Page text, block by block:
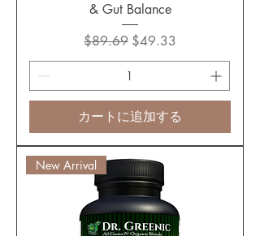
& Gut Balance
通常価格
$89.69 セール価格
$49.33
カートに追加する
New Arrival